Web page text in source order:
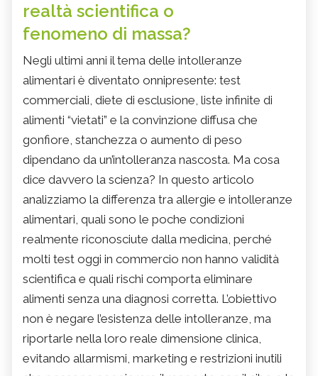
realtà scientifica o
fenomeno di massa?
Negli ultimi anni il tema delle intolleranze
alimentari è diventato onnipresente: test
commerciali, diete di esclusione, liste infinite di
alimenti “vietati” e la convinzione diffusa che
gonfiore, stanchezza o aumento di peso
dipendano da un’intolleranza nascosta. Ma cosa
dice davvero la scienza? In questo articolo
analizziamo la differenza tra allergie e intolleranze
alimentari, quali sono le poche condizioni
realmente riconosciute dalla medicina, perché
molti test oggi in commercio non hanno validità
scientifica e quali rischi comporta eliminare
alimenti senza una diagnosi corretta. L’obiettivo
non è negare l’esistenza delle intolleranze, ma
riportarle nella loro reale dimensione clinica,
evitando allarmismi, marketing e restrizioni inutili